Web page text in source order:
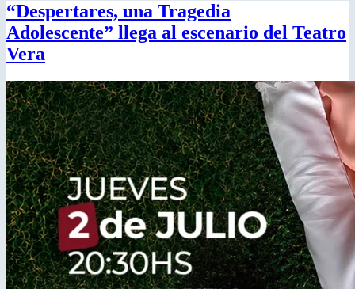
“Despertares, una Tragedia
Adolescente” llega al escenario del Teatro
Vera